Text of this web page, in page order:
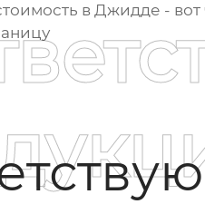
в Джидде -